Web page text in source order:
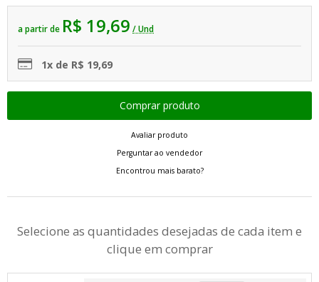
a partir de R$ 19,69 / Und
1x de R$ 19,69
Avaliar produto
Perguntar ao vendedor
Encontrou mais barato?
Selecione as quantidades desejadas de cada item e
clique em comprar